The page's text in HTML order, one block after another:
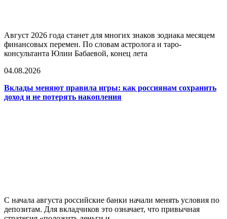
Август 2026 года станет для многих знаков зодиака месяцем
финансовых перемен. По словам астролога и таро-
консультанта Юлии Бабаевой, конец лета
04.08.2026
Вклады меняют правила игры: как россиянам сохранить
доход и не потерять накопления
С начала августа российские банки начали менять условия по
депозитам. Для вкладчиков это означает, что привычная